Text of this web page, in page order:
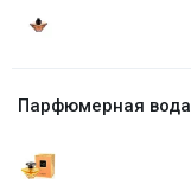
Парфюмерная вода